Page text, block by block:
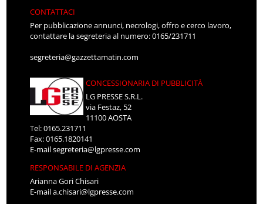
CONTATTACI
Per pubblicazione annunci, necrologi, offro e cerco lavoro,
contattare la segreteria al numero: 0165/231711
segreteria@gazzettamatin.com
CONCESSIONARIA DI PUBBLICITÀ
LG PRESSE S.R.L.
via Festaz, 52
11100 AOSTA
Tel: 0165.231711
Fax: 0165.1820141
E-mailsegreteria@lgpresse.com
RESPONSABILE DI AGENZIA
Arianna Gori Chisari
E-maila.chisari@lgpresse.com